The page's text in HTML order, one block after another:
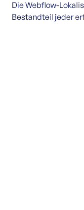
Die Webflow-
Bestandteil jeder